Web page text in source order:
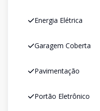
Energia Elétrica
Garagem Coberta
Pavimentação
Portão Eletrônico